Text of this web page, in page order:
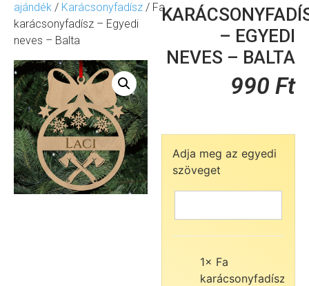
ajándék / Karácsonyfadísz / Fa
karácsonyfadísz – Egyedi
neves – Balta
– EGYEDI
NEVES – BALTA
990 Ft
Adja meg az egyedi
szöveget
1× Fa
karácsonyfadísz